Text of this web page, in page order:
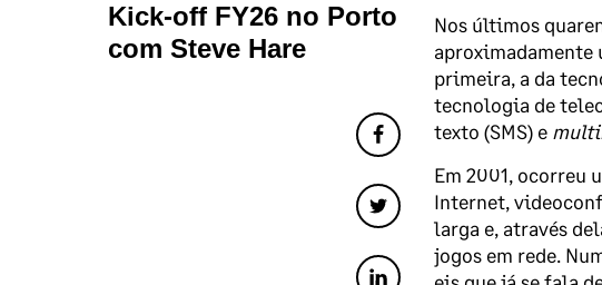
Nos últimos
aproximadamente
primeira, a da
tecnologia de
texto (SMS) e
Em 2001, ocorreu
Internet,
larga e, através
jogos em rede.
Kick-off FY26 no Porto
com Steve Hare